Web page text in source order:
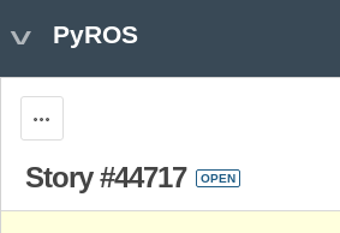
PyROS
Story #44717 OPEN